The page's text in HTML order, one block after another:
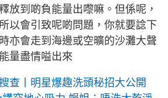
放到啲負能量出嚟嘛。但係呢，
以會引致呢啲問題，你就要諗下
亦會走到海邊或空曠的沙灘大聲
量盡情嗌出來
查丨明星爆趣洗頭秘招大公開